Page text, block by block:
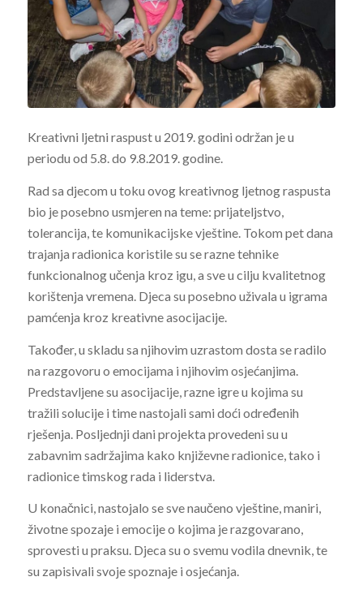
Kreativni ljetni raspust u 2019. godini održan je u
periodu od 5.8. do 9.8.2019. godine.
Rad sa djecom u toku ovog kreativnog ljetnog raspusta
bio je posebno usmjeren na teme: prijateljstvo,
tolerancija, te komunikacijske vještine. Tokom pet dana
trajanja radionica koristile su se razne tehnike
funkcionalnog učenja kroz igu, a sve u cilju kvalitetnog
korištenja vremena. Djeca su posebno uživala u igrama
pamćenja kroz kreativne asocijacije.
Također, u skladu sa njihovim uzrastom dosta se radilo
na razgovoru o emocijama i njihovim osjećanjima.
Predstavljene su asocijacije, razne igre u kojima su
tražili solucije i time nastojali sami doći određenih
rješenja. Posljednji dani projekta provedeni su u
zabavnim sadržajima kako književne radionice, tako i
radionice timskog rada i liderstva.
U konačnici, nastojalo se sve naučeno vještine, maniri,
životne spozaje i emocije o kojima je razgovarano,
sprovesti u praksu. Djeca su o svemu vodila dnevnik, te
su zapisivali svoje spoznaje i osjećanja.